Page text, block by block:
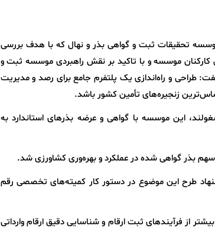
تحقیقات ثبت و گواهی بذر و نهال که با هدف بررسی
کارکنان موسسه و با تاکید بر نقش راهبردی موسسه ثبت و
طراحی و راه‌اندازی یک پلتفرم جامع برای رصد و مدیریت
زنجیره‌های تأمین کشور باشد.
این موسسه با گواهی و عرضه بذرهای استاندارد به
بذر گواهی‌ شده در عملکرد و بهره‌وری کشاورزی شد.
طرح این موضوع در دستور کار کمیته‌های تخصصی رقم
از فرآیندهای ثبت ارقام و شناسایی دقیق ارقام وارداتی